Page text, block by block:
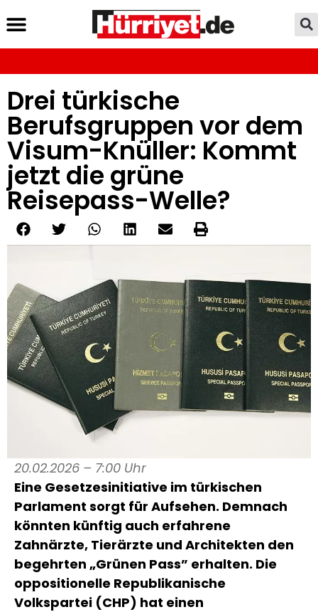
Drei türkische
Berufsgruppen vor dem
Visum-Knüller: Kommt
jetzt die grüne
Reisepass-Welle?
20.02.2026 – 7:00 Uhr
Eine Gesetzesinitiative im türkischen
Parlament sorgt für Aufsehen. Demnach
könnten künftig auch erfahrene
Zahnärzte, Tierärzte und Architekten den
begehrten „Grünen Pass” erhalten. Die
oppositionelle Republikanische
Volkspartei (CHP) hat einen